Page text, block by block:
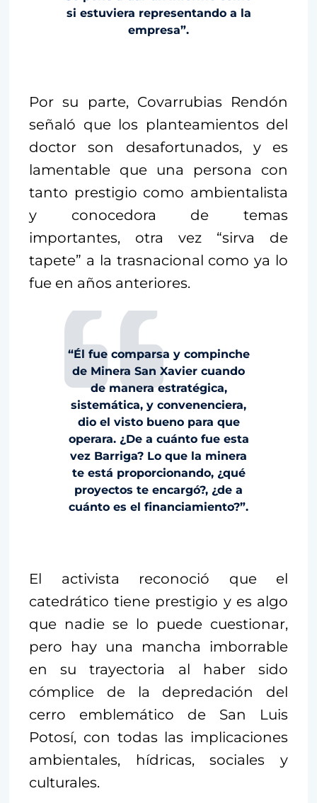
si estuviera representando a la
empresa”.
Por su parte, Covarrubias Rendón
señaló que los planteamientos del
doctor son desafortunados, y es
lamentable que una persona con
tanto prestigio como ambientalista
y conocedora de temas
importantes, otra vez “sirva de
tapete” a la trasnacional como ya lo
fue en años anteriores.
“Él fue comparsa y compinche
de Minera San Xavier cuando
de manera estratégica,
sistemática, y convenenciera,
dio el visto bueno para que
operara. ¿De a cuánto fue esta
vez Barriga? Lo que la minera
te está proporcionando, ¿qué
proyectos te encargó?, ¿de a
cuánto es el financiamiento?”.
El activista reconoció que el
catedrático tiene prestigio y es algo
que nadie se lo puede cuestionar,
pero hay una mancha imborrable
en su trayectoria al haber sido
cómplice de la depredación del
cerro emblemático de San Luis
Potosí, con todas las implicaciones
ambientales, hídricas, sociales y
culturales.